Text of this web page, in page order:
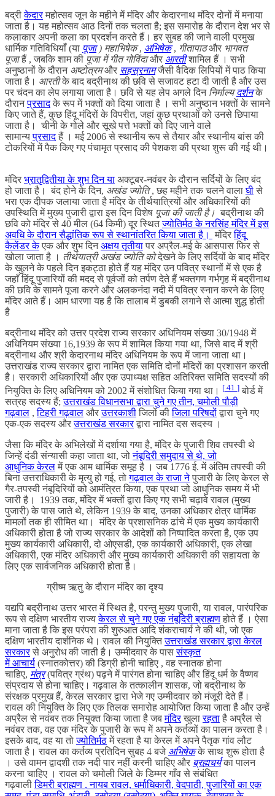
बद्रीकेदारमहोत्सव जून के महीने में मंदिर और केदारनाथ मंदिर दोनों में मनाया
जाता है। यह महोत्सव आठ दिनों तक चलता है; इस समारोह के दौरान देश भर से
कलाकार अपनी कला का प्रदर्शन करते हैं। हर सुबह की जाने वाली प्रमुख
धार्मिक गतिविधियाँ (या पूजा) महाभिषेक, अभिषेक, गीतापाठऔर भागवत
पूजाहैं , जबकि शाम की पूजा में गीत गोविंदाऔर आरतीशामिल हैं । सभी
अनुष्ठानों के दौरान अष्टोत्रमऔर सहस्रनामजैसी वैदिक लिपियों में पाठ किया
जाता है। आरतीके बाद बद्रीनाथ की छवि से सजावट हटा दी जाती है और उस
पर चंदन का लेप लगाया जाता है। छवि से यह लेप अगले दिन निर्माल्य दर्शनके
दौरानप्रसादके रूप में भक्तों को दिया जाता है । सभी अनुष्ठान भक्तों के सामने
किए जाते हैं, कुछ हिंदू मंदिरों के विपरीत, जहां कुछ प्रथाओं को उनसे छिपाया
जाता है। चीनी के गोले और सूखे पत्ते भक्तों को दिए जाने वाले
सामान्यप्रसादहैं । मई 2006 से स्थानीय रूप से तैयार और स्थानीय बांस की
टोकरियों में पैक किए गए पंचामृत प्रसाद की पेशकश की प्रथा शुरू की गई थी।
मंदिर भ्रातृद्वितीया के शुभ दिन या अक्टूबर-नवंबर के दौरान सर्दियों के लिए बंद
हो जाता है। बंद होने के दिन, अखंड ज्योति, छह महीने तक चलने वालाघीसे
भरा एक दीपक जलाया जाता है मंदिर के तीर्थयात्रियों और अधिकारियों की
उपस्थिति में मुख्य पुजारी द्वारा इस दिन विशेष पूजा की जाती है। बद्रीनाथ की
छवि को मंदिर से 40 मील (64 किमी) दूर स्थितज्योतिर्मठ के नरसिंह मंदिर में इस
अवधि के दौरान सैद्धांतिक रूप से स्थानांतरित किया जाता है।
मंदिरहिंदू
कैलेंडर केएक और शुभ दिनअक्षय तृतीयापर अप्रैल-मई के आसपास फिर से
खोला जाता है । तीर्थयात्री अखंड ज्योति कोदेखने के लिए सर्दियों के बाद मंदिर
के खुलने के पहले दिन इकट्ठा होते हैं यह मंदिर उन पवित्र स्थानों में से एक है
जहाँ हिंदू पुजारियों की मदद से पूर्वजों को तर्पण देते हैं भक्तगण गर्भगृह में बद्रीनाथ
की छवि के सामने पूजा करने और अलकनंदा नदी में पवित्र स्नान करने के लिए
मंदिर आते हैं। आम धारणा यह है कि तालाब में डुबकी लगाने से आत्मा शुद्ध होती
है
बद्रीनाथ मंदिर को उत्तर प्रदेश राज्य सरकार अधिनियम संख्या 30/1948 में
अधिनियम संख्या 16,1939 के रूप में शामिल किया गया था, जिसे बाद में श्री
बद्रीनाथ और श्री केदारनाथ मंदिर अधिनियम के रूप में जाना जाता था।
उत्तराखंड राज्य सरकार द्वारा नामित एक समिति दोनों मंदिरों का प्रशासन करती
है। सरकारी अधिकारियों और एक उपाध्यक्ष सहित अतिरिक्त समिति सदस्यों की
नियुक्ति के लिए अधिनियम को 2002 में संशोधित किया गया था। [ 41 ] बोर्ड में
सत्रह सदस्य हैं;उत्तराखंड विधानसभा द्वारा चुने गए तीन,चमोलीपौड़ी
गढ़वाल ,टिहरी गढ़वाल औरउत्तरकाशीजिलों कीजिला परिषदोंद्वारा चुने गए
एक-एक सदस्य औरउत्तराखंड सरकारद्वारा नामित दस सदस्य ।
जैसा कि मंदिर के अभिलेखों में दर्शाया गया है, मंदिर के पुजारी शिव तपस्वी थे
जिन्हें दंडी संन्यासी कहा जाता था, जोनंबूदिरी समुदाय से थे, जो
आधुनिककेरलमें एक आम धार्मिक समूह है । जब 1776 ई. में अंतिम तपस्वी की
बिना उत्तराधिकारी के मृत्यु हो गई, तोगढ़वाल के राजा नेपुजारी के लिए केरल से
गैर-तपस्वी नंबूदिरियों को आमंत्रित किया, एक प्रथा जो आधुनिक समय में भी
जारी है। 1939 तक, मंदिर में भक्तों द्वारा किए गए सभी चढ़ावे रावल (मुख्य
पुजारी) के पास जाते थे, लेकिन 1939 के बाद, उनका अधिकार क्षेत्र धार्मिक
मामलों तक ही सीमित था। मंदिर के प्रशासनिक ढांचे में एक मुख्य कार्यकारी
अधिकारी होता है जो राज्य सरकार के आदेशों को निष्पादित करता है, एक उप
मुख्य कार्यकारी अधिकारी, दो ओएसडी, एक कार्यकारी अधिकारी, एक लेखा
अधिकारी, एक मंदिर अधिकारी और मुख्य कार्यकारी अधिकारी की सहायता के
लिए एक सार्वजनिक अधिकारी होता है।
ग्रीष्म ऋतु के दौरान मंदिर का दृश्य
यद्यपि बद्रीनाथ उत्तर भारत में स्थित है, परन्तु मुख्य पुजारी, या रावल, पारंपरिक
रूप से दक्षिण भारतीय राज्यकेरल से चुने गए एकनंबूदिरीब्राह्मणहोते हैं । ऐसा
माना जाता है कि इस परंपरा की शुरुआत आदि शंकराचार्य ने की थी, जो एक
दक्षिण भारतीय दार्शनिक थे। रावल की नियुक्तिउत्तराखंड सरकार द्वाराकेरल
सरकारसे अनुरोध की जाती है। उम्मीदवार के पाससंस्कृत
मेंआचार्य (स्नातकोत्तर) की डिग्री होनी चाहिए , वह स्नातक होना
चाहिए, मंत्र(पवित्र ग्रंथ) पढ़ने में पारंगत होना चाहिए और हिंदू धर्म के वैष्णव
संप्रदाय से होना चाहिए। गढ़वाल के तत्कालीन शासक, जो बद्रीनाथ के
संरक्षक प्रमुख हैं, केरल सरकार द्वारा भेजे गए उम्मीदवार को मंजूरी देते हैं।
रावल की नियुक्ति के लिए एक तिलक समारोह आयोजित किया जाता है और उन्हें
अप्रैल से नवंबर तक नियुक्त किया जाता है जबमंदिरखुलारहताहै अप्रैल से
नवंबर तक, वह एक मंदिर के पुजारी के रूप में अपने कर्तव्यों का पालन करता है।
इसके बाद, वह या तोज्योतिर्मठमें रहता है या केरल में अपने पैतृक गांव लौट
जाता है। रावल का कर्तव्य प्रतिदिन सुबह 4 बजे अभिषेकके साथ शुरू होता है
। उसे वामन द्वादशी तक नदी पार नहीं करनी चाहिए और ब्रह्मचर्यका पालन
करना चाहिए । रावल को चमोली जिले के डिम्मर गाँव से संबंधित
गढ़वालीडिमरीब्राह्मण , नायब रावल, धर्माधिकारी, वेदपाठी, पुजारियों का एक